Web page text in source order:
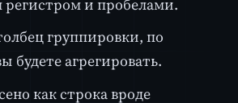
и пробелами.
группировки, по
будете агрегировать.
как строка вроде